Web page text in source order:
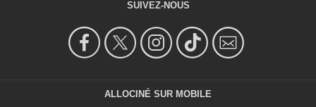
SUIVEZ-NOUS
ALLOCINÉ SUR MOBILE